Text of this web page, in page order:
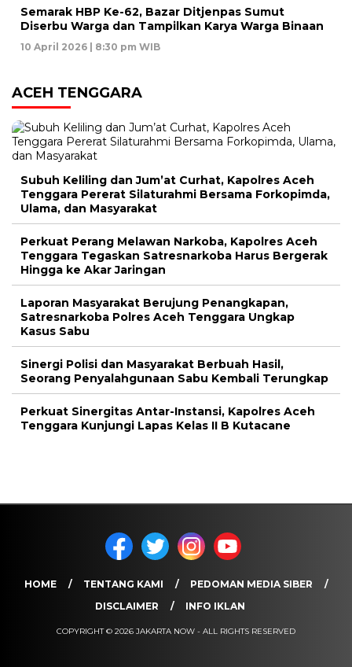
Semarak HBP Ke-62, Bazar Ditjenpas Sumut
Diserbu Warga dan Tampilkan Karya Warga Binaan
10 April 2026 | 8:30 pm WIB
ACEH TENGGARA
Subuh Keliling dan Jum’at Curhat, Kapolres Aceh
Tenggara Pererat Silaturahmi Bersama Forkopimda,
Ulama, dan Masyarakat
Perkuat Perang Melawan Narkoba, Kapolres Aceh
Tenggara Tegaskan Satresnarkoba Harus Bergerak
Hingga ke Akar Jaringan
Laporan Masyarakat Berujung Penangkapan,
Satresnarkoba Polres Aceh Tenggara Ungkap
Kasus Sabu
Sinergi Polisi dan Masyarakat Berbuah Hasil,
Seorang Penyalahgunaan Sabu Kembali Terungkap
Perkuat Sinergitas Antar-Instansi, Kapolres Aceh
Tenggara Kunjungi Lapas Kelas II B Kutacane
HOME TENTANG KAMI
PEDOMAN MEDIA SIBER
DISCLAIMER
INFO IKLAN
COPYRIGHT © 2026 JAKARTA NOW - ALL RIGHTS RESERVED